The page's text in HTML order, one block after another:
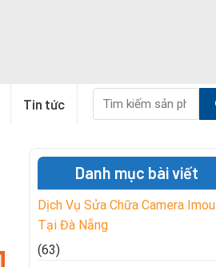
Tin tức
kiếm:
Danh mục bài viết
Dịch Vụ Sửa Chữa Camera Imou
Tại Đà Nẵng
(63)